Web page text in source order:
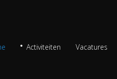
Activiteiten Vacatures